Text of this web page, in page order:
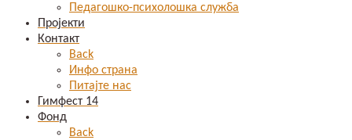
Педагошко-психолошка служба
Пројекти
Контакт
Back
Инфо страна
Питајте нас
Гимфест 14
Фонд
Back